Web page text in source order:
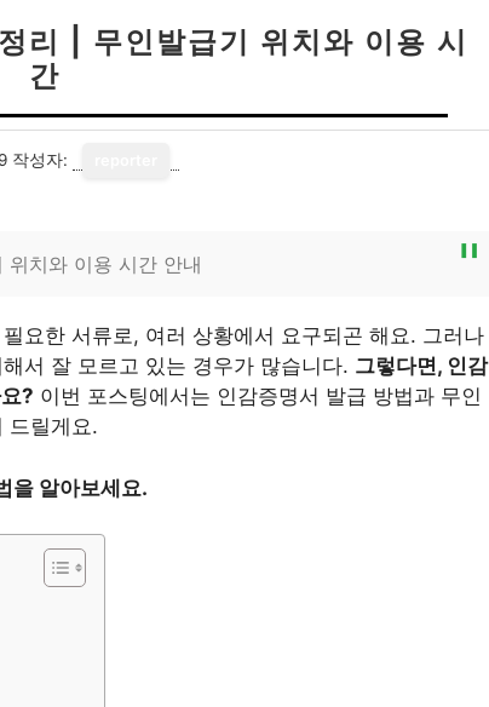
리 | 무인발급기 위치와 이용 시
간
작성자:
위치와 이용 시간 안내
요한 서류로, 여러 상황에서 요구되곤 해요. 그러나
서 잘 모르고 있는 경우가 많습니다. 그렇다면, 인감
? 이번 포스팅에서는 인감증명서 발급 방법과 무인
드릴게요.
을 알아보세요.